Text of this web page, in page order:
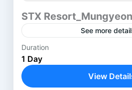
STX
See more
Price :
251-1 Naeseo-ri,
Gyeongsangbuk-do, Korea
Duration
1 Day
View